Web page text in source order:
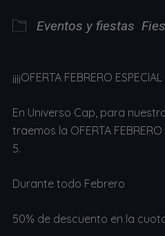
Eventos y fiestas
¡¡¡¡OFERTA FEBRERO
En Universo Cap, para
traemos la OFERTA FEBRERO
5.
Durante todo Febrero
50% de descuento en la